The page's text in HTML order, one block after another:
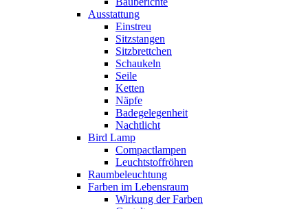
Ausstattung
Einstreu
Sitzstangen
Sitzbrettchen
Schaukeln
Seile
Ketten
Näpfe
Badegelegenheit
Nachtlicht
Bird Lamp
Compactlampen
Leuchtstoffröhren
Raumbeleuchtung
Farben im Lebensraum
Wirkung der Farben